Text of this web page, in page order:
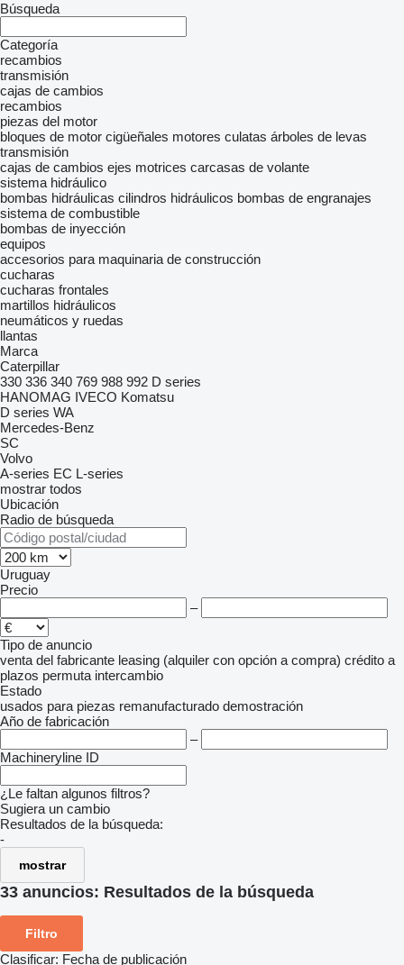
Búsqueda
Categoría
recambios
transmisión
cajas de cambios
recambios
piezas del motor
bloques de motor cigüeñales motores culatas árboles de levas
transmisión
cajas de cambios ejes motrices carcasas de volante
sistema hidráulico
bombas hidráulicas cilindros hidráulicos bombas de engranajes
sistema de combustible
bombas de inyección
equipos
accesorios para maquinaria de construcción
cucharas
cucharas frontales
martillos hidráulicos
neumáticos y ruedas
llantas
Marca
Caterpillar
330 336 340 769 988 992 D series
HANOMAG IVECO Komatsu
D series WA
Mercedes-Benz
SC
Volvo
A-series EC L-series
mostrar todos
Ubicación
Radio de búsqueda
Uruguay
Precio
–
Tipo de anuncio
venta del fabricante leasing (alquiler con opción a compra) crédito a
plazos permuta intercambio
Estado
usados para piezas remanufacturado demostración
Año de fabricación
–
Machineryline ID
¿Le faltan algunos filtros?
Sugiera un cambio
Resultados de la búsqueda:
-
mostrar
33 anuncios: Resultados de la búsqueda
Filtro
Clasificar: Fecha de publicación